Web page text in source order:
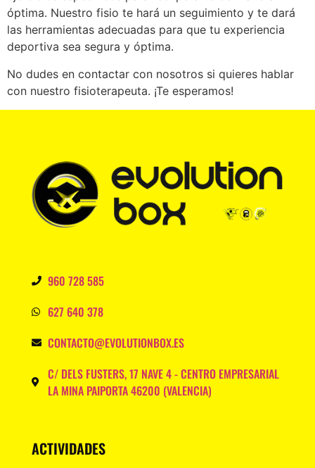
óptima. Nuestro fisio te hará un seguimiento y te dará
las herramientas adecuadas para que tu experiencia
deportiva sea segura y óptima.
No dudes en contactar con nosotros si quieres hablar
con nuestro fisioterapeuta. ¡Te esperamos!
960 728 585
627 640 378
CONTACTO@EVOLUTIONBOX.ES
C/ DELS FUSTERS, 17 NAVE 4 - CENTRO EMPRESARIAL
LA MINA PAIPORTA 46200 (VALENCIA)
ACTIVIDADES